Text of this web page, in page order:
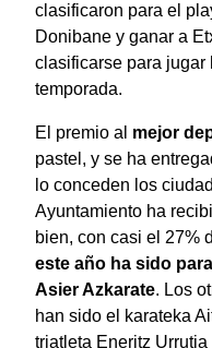
clasificaron para el
Donibane y ganar a
clasificarse para jugar
temporada.
El premio al mejor
pastel, y se ha
lo conceden los
Ayuntamiento ha
bien, con casi el 27%
este año ha sido
Asier Azkarate. Los
han sido el karateka
triatleta Eneritz